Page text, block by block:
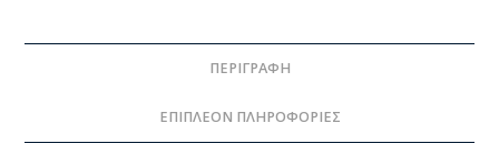
ΠΕΡΙΓΡΑΦΉ
ΕΠΙΠΛΈΟΝ ΠΛΗΡΟΦΟΡΊΕΣ